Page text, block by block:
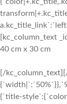
[kc_column_text
40 cm x 30 cm
[/
{`title-